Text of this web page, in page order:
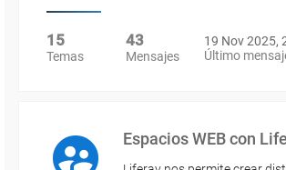
15
Temas
43
Mensajes
19 Nov 2025,
Último
Espacios WEB con